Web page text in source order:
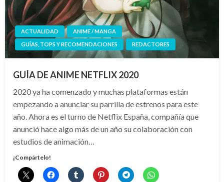
ACTUALIDAD
ANIME / MANGA
GUÍAS, TOPS Y RECOMENDACIONES
REDACTORES
GUÍA DE ANIME NETFLIX 2020
2020 ya ha comenzado y muchas plataformas están
empezando a anunciar su parrilla de estrenos para este
año. Ahora es el turno de Netflix España, compañía que
anunció hace algo más de un año su colaboración con
estudios de animación…
¡Compártelo!